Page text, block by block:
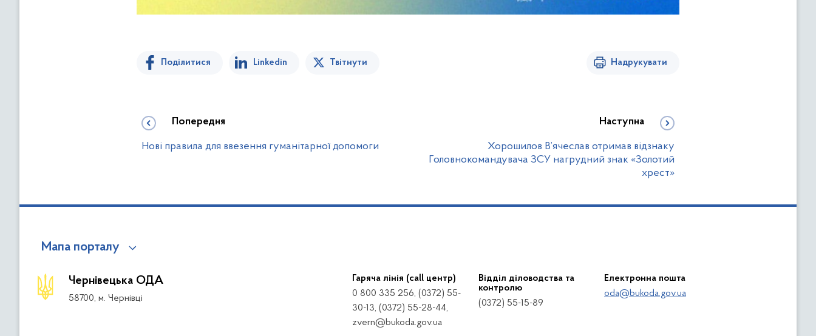
Поділитися Linkedin Твітнути Надрукувати
Попередня
Нові правила для ввезення гуманітарної допомоги
Наступна
Хорошилов В’ячеслав отримав відзнаку
Головнокомандувача ЗСУ нагрудний знак «Золотий
хрест»
Мапа порталу
Чернівецька ОДА
58700, м. Чернівці
Гаряча лінія (call центр)
0 800 335 256, (0372) 55-
30-13, (0372) 55-28-44,
zvern@bukoda.gov.ua
Відділ діловодства та
контролю
(0372) 55-15-89
Електронна пошта
oda@bukoda.gov.ua